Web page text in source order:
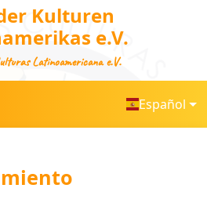
Kulturen
e.V.
Latinoamericana e.V.
Español